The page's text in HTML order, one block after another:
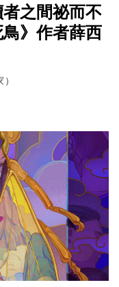
之間祕而不
》作者薛西